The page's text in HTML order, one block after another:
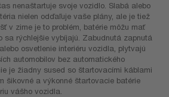
nenaštartuje svoje vozidlo. Slabá alebo
nielen odďaľuje vaše plány, ale je tiež
v zime je to problém, batérie môžu mať
sa rýchlejšie vybíjajú. Zabudnutá zapnutá
osvetlenie interiéru vozidla, plytvajú
automobilov bez automatického
je žiadny sused so štartovacími káblami
šikovné a výkonné štartovacie batérie
vášho vozidla.